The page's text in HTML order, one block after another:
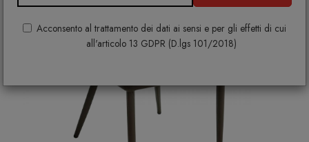
Acconsento al trattamento dei dati ai sensi e per gli effetti di cui
all'articolo 13 GDPR (D.lgs 101/2018)